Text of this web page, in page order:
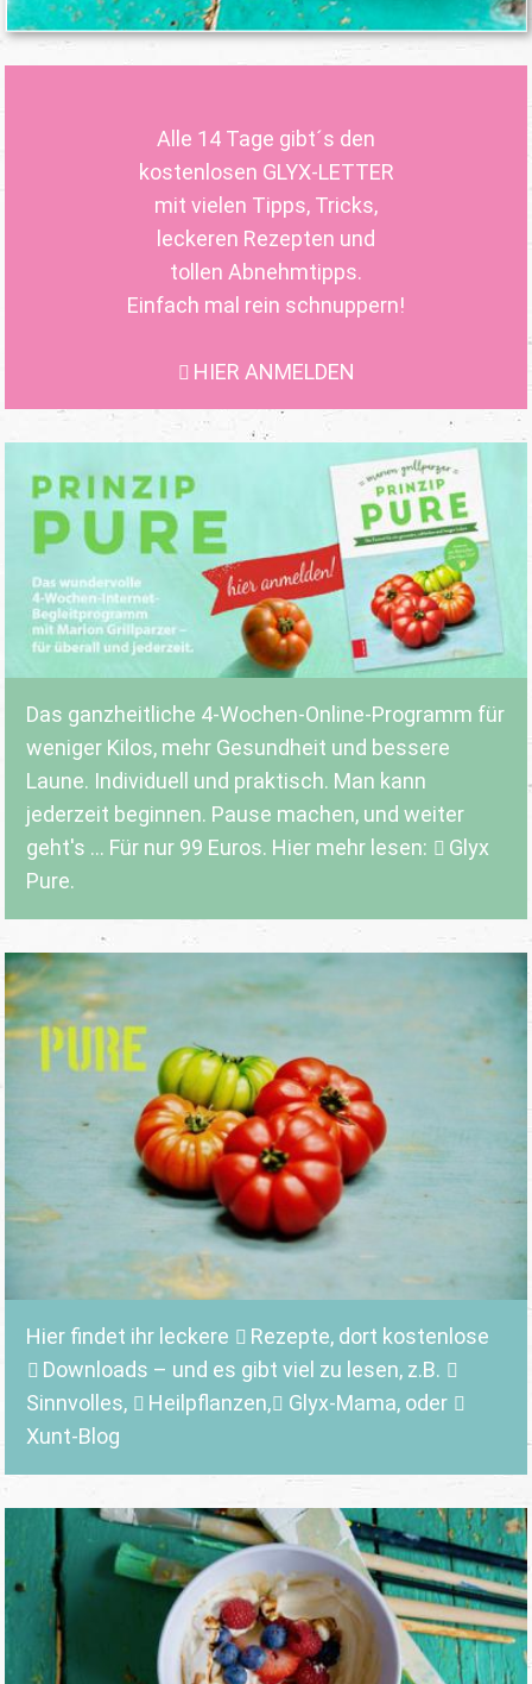
Alle 14 Tage gibt´s den
kostenlosen GLYX-LETTER
mit vielen Tipps, Tricks,
leckeren Rezepten und
tollen Abnehmtipps.
Einfach mal rein schnuppern!
HIER ANMELDEN
Das ganzheitliche 4-Wochen-Online-Programm für
weniger Kilos, mehr Gesundheit und bessere
Laune. Individuell und praktisch. Man kann
jederzeit beginnen. Pause machen, und weiter
geht's ... Für nur 99 Euros. Hier mehr lesen:
Glyx
Pure.
Hier findet ihr leckere Rezepte, dort kostenlose
Downloads – und es gibt viel zu lesen, z.B.
Sinnvolles, Heilpflanzen, Glyx-Mama,oder
Xunt-Blog